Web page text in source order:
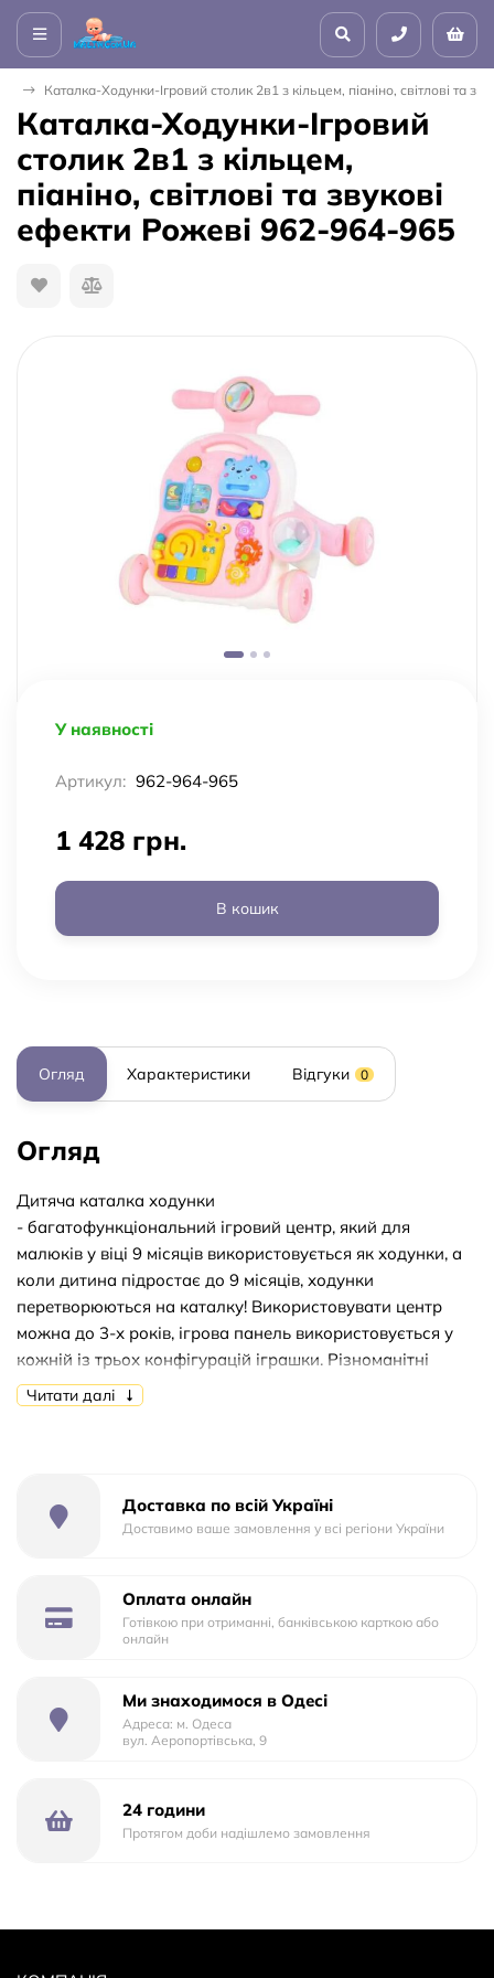
Каталка-Ходунки-Ігровий столик 2в1 з кільцем, піаніно, світлові та
Каталка-Ходунки-Ігровий
столик 2в1 з кільцем,
піаніно, світлові та звукові
ефекти Рожеві 962-964-965
У наявності
Артикул: 962-964-965
1 428 грн.
В кошик
Огляд Характеристики Відгуки 0
Огляд
Дитяча каталка ходунки
- багатофункціональний ігровий центр, який для
малюків у віці 9 місяців використовується як ходунки, а
коли дитина підростає до 9 місяців, ходунки
перетворюються на каталку! Використовувати центр
можна до 3-х років, ігрова панель використовується у
кожній із трьох конфігурацій іграшки. Різноманітні
вогники, звуки і забавні ігри, безсумнівно припадуть до
душі вашому малюкові.
3. Розвиваючий столик
Читати далі
Доставка по всій Україні
Доставимо ваше замовлення у всі регіони України
Оплата онлайн
Готівкою при отриманні, банківською карткою або
онлайн
Ми знаходимося в Одесі
Адреса: м. Одеса
вул. Аеропортівська, 9
24 години
Протягом доби надішлемо замовлення